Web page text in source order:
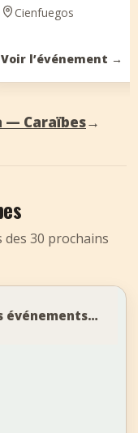
Cienfuegos
Voir l’événement →
— Caraïbes→
des 30 prochains